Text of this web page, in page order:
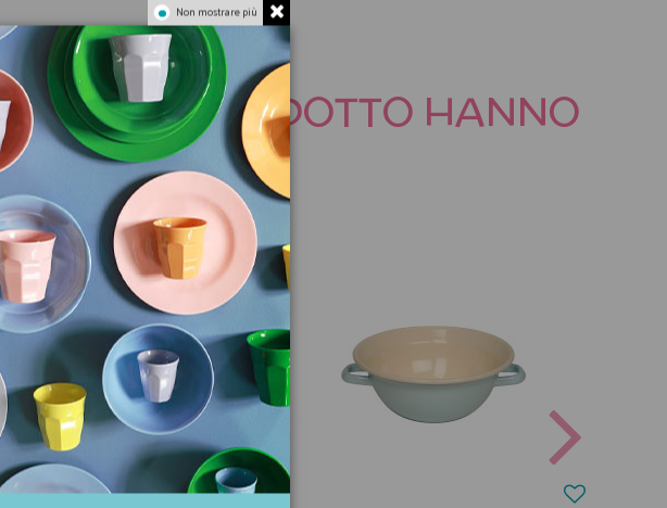
PRODOTTO HANNO
Non mostrare più